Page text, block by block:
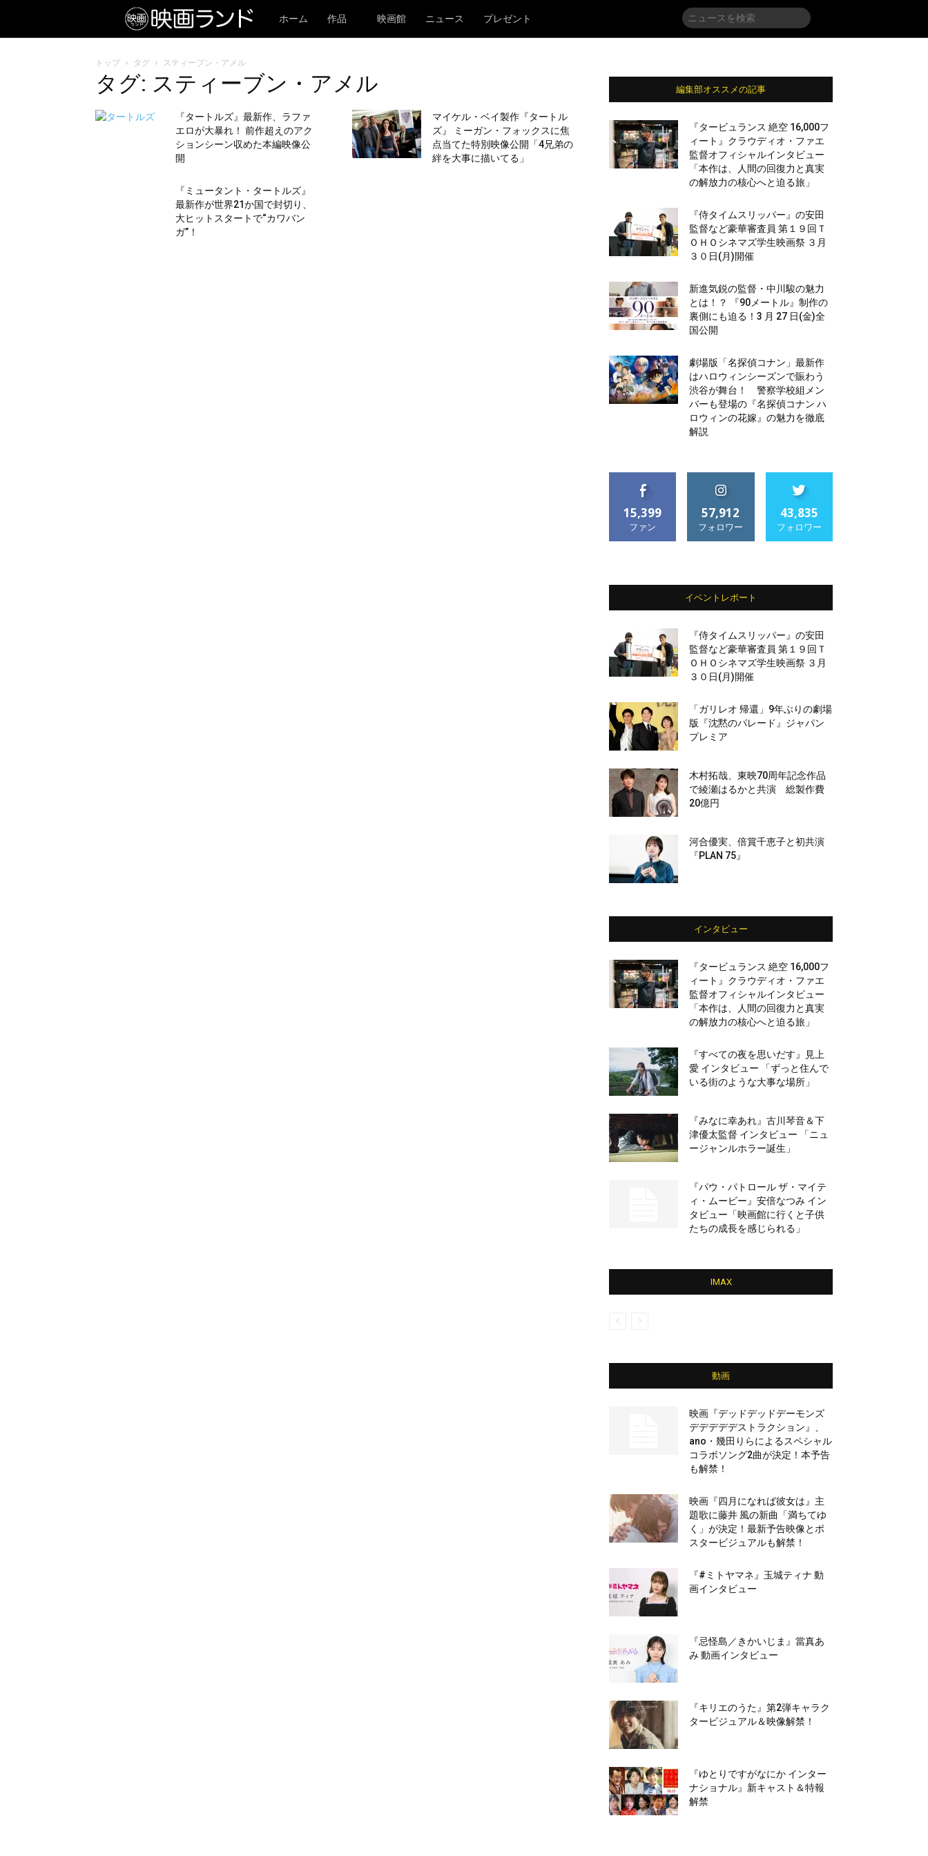
ホーム 作品 映画館 ニュース プレゼント
トップ タグ スティーブン・アメル
タグ: スティーブン・アメル
『タートルズ』最新作、ラファ
エロが大暴れ！ 前作超えのアク
ションシーン収めた本編映像公
開
マイケル・ベイ製作『タートル
ズ』 ミーガン・フォックスに焦
点当てた特別映像公開「4兄弟の
絆を大事に描いてる」
『ミュータント・タートルズ』
最新作が世界21か国で封切り、
大ヒットスタートで“カワバン
ガ”！
編集部オススメの記事
『タービュランス 絶空 16,000フ
ィート』クラウディオ・ファエ
監督オフィシャルインタビュー
「本作は、人間の回復力と真実
の解放力の核心へと迫る旅」
『侍タイムスリッパー』の安田
監督など豪華審査員 第１９回Ｔ
ＯＨＯシネマズ学生映画祭 ３月
３０日(月)開催
新進気鋭の監督・中川駿の魅力
とは！？ 『90メートル』制作の
裏側にも迫る！3 月 27 日(金)全
国公開
劇場版「名探偵コナン」最新作
はハロウィンシーズンで賑わう
渋谷が舞台！ 警察学校組メン
バーも登場の『名探偵コナン ハ
ロウィンの花嫁』の魅力を徹底
解説
15,399
ファン
57,912
フォロワー
43,835
フォロワー
イベントレポート
『侍タイムスリッパー』の安田
監督など豪華審査員 第１９回Ｔ
ＯＨＯシネマズ学生映画祭 ３月
３０日(月)開催
「ガリレオ 帰還」9年ぶりの劇場
版『沈黙のパレード』ジャパン
プレミア
木村拓哉、東映70周年記念作品
で綾瀬はるかと共演 総製作費
20億円
河合優実、倍賞千恵子と初共演
『PLAN 75』
インタビュー
『タービュランス 絶空 16,000フ
ィート』クラウディオ・ファエ
監督オフィシャルインタビュー
「本作は、人間の回復力と真実
の解放力の核心へと迫る旅」
『すべての夜を思いだす』見上
愛 インタビュー 「ずっと住んで
いる街のような大事な場所」
『みなに幸あれ』古川琴音＆下
津優太監督 インタビュー 「ニュ
ージャンルホラー誕生」
『パウ・パトロール ザ・マイテ
ィ・ムービー』安倍なつみ イン
タビュー「映画館に行くと子供
たちの成長を感じられる」
IMAX
動画
映画『デッドデッドデーモンズ
デデデデデストラクション』、
ano・幾田りらによるスペシャル
コラボソング2曲が決定！本予告
も解禁！
映画『四月になれば彼女は』主
題歌に藤井 風の新曲「満ちてゆ
く」が決定！最新予告映像とポ
スタービジュアルも解禁！
『#ミトヤマネ』玉城ティナ 動
画インタビュー
『忌怪島／きかいじま』當真あ
み 動画インタビュー
『キリエのうた』第2弾キャラク
タービジュアル＆映像解禁！
『ゆとりですがなにか インター
ナショナル』新キャスト＆特報
解禁